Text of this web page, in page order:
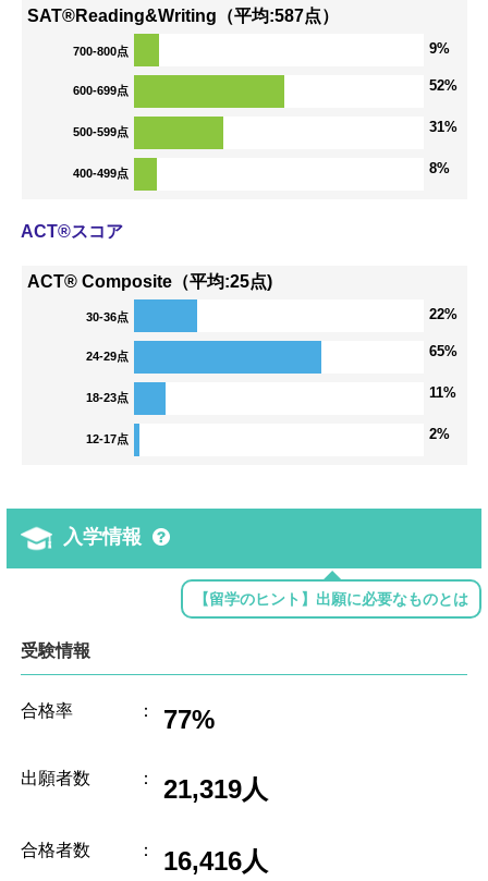
SAT®Reading&Writing（平均:587点）
700-800点 9%
600-699点 52%
500-599点 31%
400-499点 8%
ACT®スコア
ACT® Composite（平均:25点)
30-36点 22%
24-29点 65%
18-23点 11%
12-17点 2%
入学情報
【留学のヒント】出願に必要なものとは
受験情報
合格率 ： 77%
出願者数 ： 21,319人
合格者数 ： 16,416人